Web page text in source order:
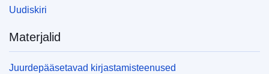
Uudiskiri
Materjalid
Juurdepääsetavad kirjastamisteenused